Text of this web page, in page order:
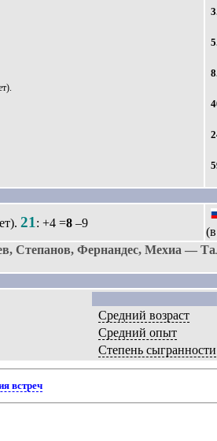
21 : +4 =8 –9
Степанов, Фернандес, Мехиа —
Средний возраст
Средний опыт
Степень сыгранности
встреч